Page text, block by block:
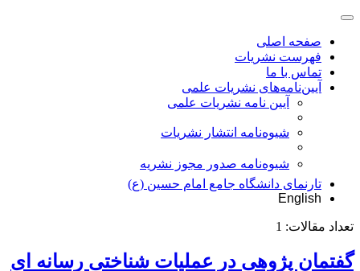
صفحه اصلی
فهرست نشریات
تماس با ما
آیین‌نامه‌های نشریات علمی
آیین نامه نشریات علمی
شیوه‌نامه انتشار نشریات
شیوهنامه صدور مجوز نشریه
تارنمای دانشگاه جامع امام حسین (ع)
English
تعداد مقالات: 1
گفتمان پژوهی در عملیات شناختی رسانه ای